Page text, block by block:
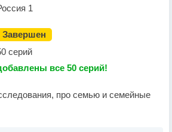
1
Завершен
серий
все 50 серий!
про семью и семейные